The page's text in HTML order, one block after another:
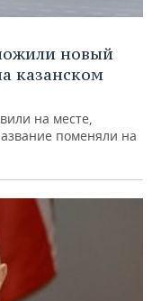
новый
казанском
на месте,
поменяли на